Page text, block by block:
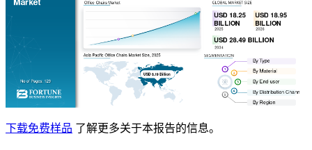
下载免费样品 了解更多关于本报告的信息。